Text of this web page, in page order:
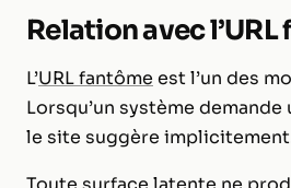
Relation avec
L’URL fantôme est l’un des
Lorsqu’un système
le site suggère